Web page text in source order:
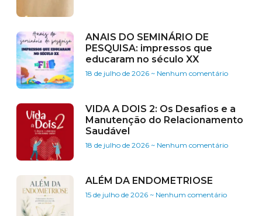
ANAIS DO SEMINÁRIO DE
PESQUISA: impressos que
educaram no século XX
18 de julho de 2026 Nenhum comentário
VIDA A DOIS 2: Os Desafios e a
Manutenção do Relacionamento
Saudável
18 de julho de 2026 Nenhum comentário
ALÉM DA ENDOMETRIOSE
15 de julho de 2026 Nenhum comentário